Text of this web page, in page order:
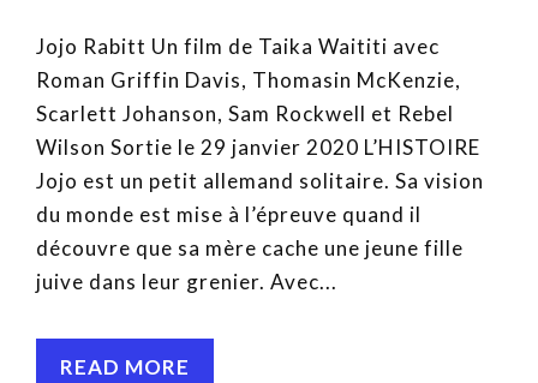
Jojo Rabitt Un film de Taika Waititi avec
Roman Griffin Davis, Thomasin McKenzie,
Scarlett Johanson, Sam Rockwell et Rebel
Wilson Sortie le 29 janvier 2020 L’HISTOIRE
Jojo est un petit allemand solitaire. Sa vision
du monde est mise à l’épreuve quand il
découvre que sa mère cache une jeune fille
juive dans leur grenier. Avec...
READ MORE